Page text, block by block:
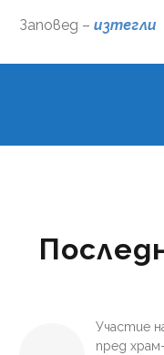
Заповед – изтегли
Участие
пред